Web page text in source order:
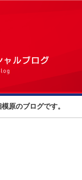
原のブログです。